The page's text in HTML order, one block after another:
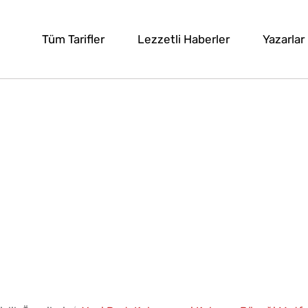
Tüm Tarifler Lezzetli Haberler Yazarlar